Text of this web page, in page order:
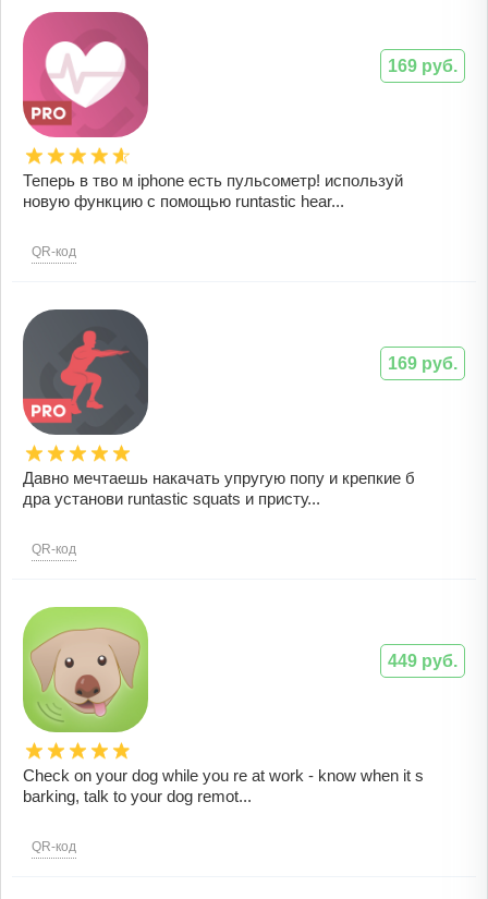
Теперь в тво м iphone есть пульсометр! используй
новую функцию с помощью runtastic hear...
QR-код
169 руб.
Давно мечтаешь накачать упругую попу и крепкие б
дра установи runtastic squats и присту...
QR-код
169 руб.
Check on your dog while you re at work - know when it s
barking, talk to your dog remot...
QR-код
449 руб.